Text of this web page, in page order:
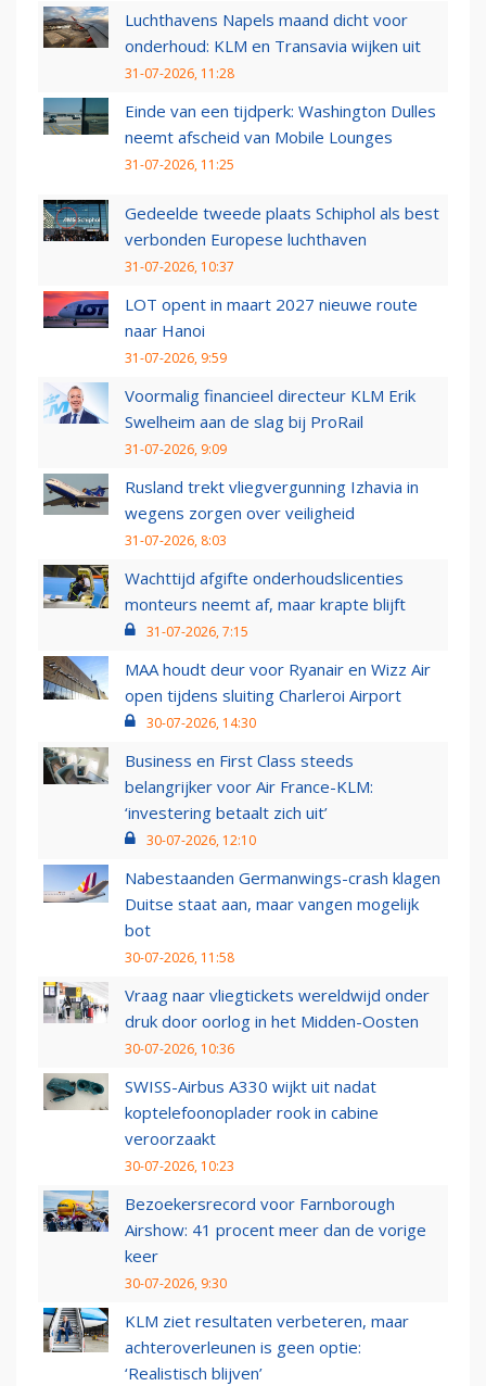
Luchthavens Napels maand dicht voor
onderhoud: KLM en Transavia wijken uit
31-07-2026, 11:28
Einde van een tijdperk: Washington Dulles
neemt afscheid van Mobile Lounges
31-07-2026, 11:25
Gedeelde tweede plaats Schiphol als best
verbonden Europese luchthaven
31-07-2026, 10:37
LOT opent in maart 2027 nieuwe route
naar Hanoi
31-07-2026, 9:59
Voormalig financieel directeur KLM Erik
Swelheim aan de slag bij ProRail
31-07-2026, 9:09
Rusland trekt vliegvergunning Izhavia in
wegens zorgen over veiligheid
31-07-2026, 8:03
Wachttijd afgifte onderhoudslicenties
monteurs neemt af, maar krapte blijft
31-07-2026, 7:15
MAA houdt deur voor Ryanair en Wizz Air
open tijdens sluiting Charleroi Airport
30-07-2026, 14:30
Business en First Class steeds
belangrijker voor Air France-KLM:
‘investering betaalt zich uit’
30-07-2026, 12:10
Nabestaanden Germanwings-crash klagen
Duitse staat aan, maar vangen mogelijk
bot
30-07-2026, 11:58
Vraag naar vliegtickets wereldwijd onder
druk door oorlog in het Midden-Oosten
30-07-2026, 10:36
SWISS-Airbus A330 wijkt uit nadat
koptelefoonoplader rook in cabine
veroorzaakt
30-07-2026, 10:23
Bezoekersrecord voor Farnborough
Airshow: 41 procent meer dan de vorige
keer
30-07-2026, 9:30
KLM ziet resultaten verbeteren, maar
achteroverleunen is geen optie:
‘Realistisch blijven’